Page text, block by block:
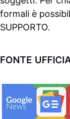
formali è
SUPPORTO.
FONTE